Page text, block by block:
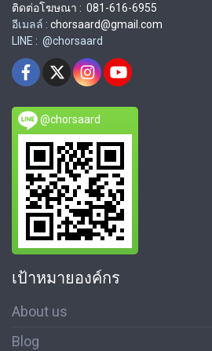
ติดต่อโฆษณา : 081-616-6955
อีเมลล์ : chorsaard@gmail.com
LINE : @chorsaard
@chorsaard
เป้าหมายองค์กร
About us
Blog